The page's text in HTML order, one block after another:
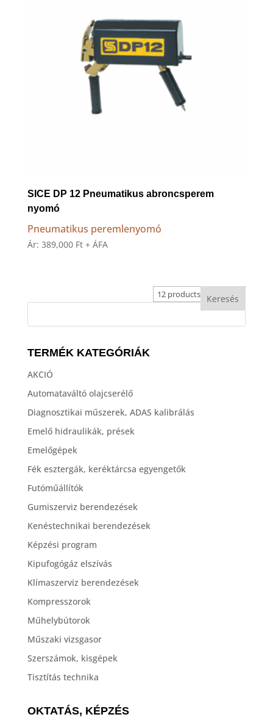
SICE DP 12 Pneumatikus abroncsperem
nyomó
Pneumatikus peremlenyomó
Ár: 389,000 Ft + ÁFA
TERMÉK KATEGÓRIÁK
AKCIÓ
Automataváltó olajcserélő
Diagnosztikai műszerek, ADAS kalibrálás
Emelő hidraulikák, prések
Emelőgépek
Fék esztergák, keréktárcsa egyengetők
Futóműállítók
Gumiszerviz berendezések
Kenéstechnikai berendezések
Képzési program
Kipufogógáz elszívás
Klímaszerviz berendezések
Kompresszorok
Műhelybútorok
Műszaki vizsgasor
Szerszámok, kisgépek
Tisztítás technika
OKTATÁS, KÉPZÉS